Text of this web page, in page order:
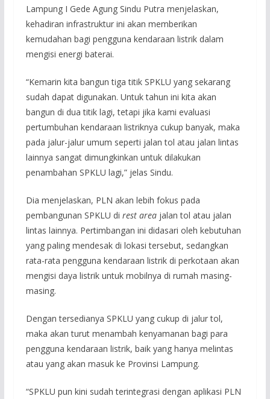
Lampung I Gede Agung Sindu Putra menjelaskan,
kehadiran infrastruktur ini akan memberikan
kemudahan bagi pengguna kendaraan listrik dalam
mengisi energi baterai.
“Kemarin kita bangun tiga titik SPKLU yang sekarang
sudah dapat digunakan. Untuk tahun ini kita akan
bangun di dua titik lagi, tetapi jika kami evaluasi
pertumbuhan kendaraan listriknya cukup banyak, maka
pada jalur-jalur umum seperti jalan tol atau jalan lintas
lainnya sangat dimungkinkan untuk dilakukan
penambahan SPKLU lagi,” jelas Sindu.
Dia menjelaskan, PLN akan lebih fokus pada
pembangunan SPKLU di rest areajalan tol atau jalan
lintas lainnya. Pertimbangan ini didasari oleh kebutuhan
yang paling mendesak di lokasi tersebut, sedangkan
rata-rata pengguna kendaraan listrik di perkotaan akan
mengisi daya listrik untuk mobilnya di rumah masing-
masing.
Dengan tersedianya SPKLU yang cukup di jalur tol,
maka akan turut menambah kenyamanan bagi para
pengguna kendaraan listrik, baik yang hanya melintas
atau yang akan masuk ke Provinsi Lampung.
“SPKLU pun kini sudah terintegrasi dengan aplikasi PLN